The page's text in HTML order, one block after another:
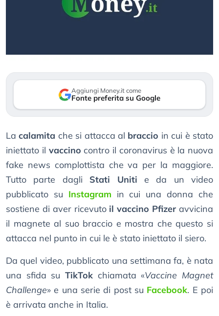
Aggiungi Money.it come
Fonte preferita su Google
Lacalamita che si attacca al braccio in cui è stato
iniettato il vaccino contro il coronavirus è la nuova
fake news complottista che va per la maggiore.
Tutto parte dagli Stati Uniti e da un video
pubblicato su Instagram in cui una donna che
sostiene di aver ricevuto il vaccino Pfizer avvicina
il magnete al suo braccio e mostra che questo si
attacca nel punto in cui le è stato iniettato il siero.
Da quel video, pubblicato una settimana fa, è nata
una sfida su TikTok chiamata «Vaccine Magnet
Challenge» e una serie di post su Facebook. E poi
è arrivata anche in Italia.